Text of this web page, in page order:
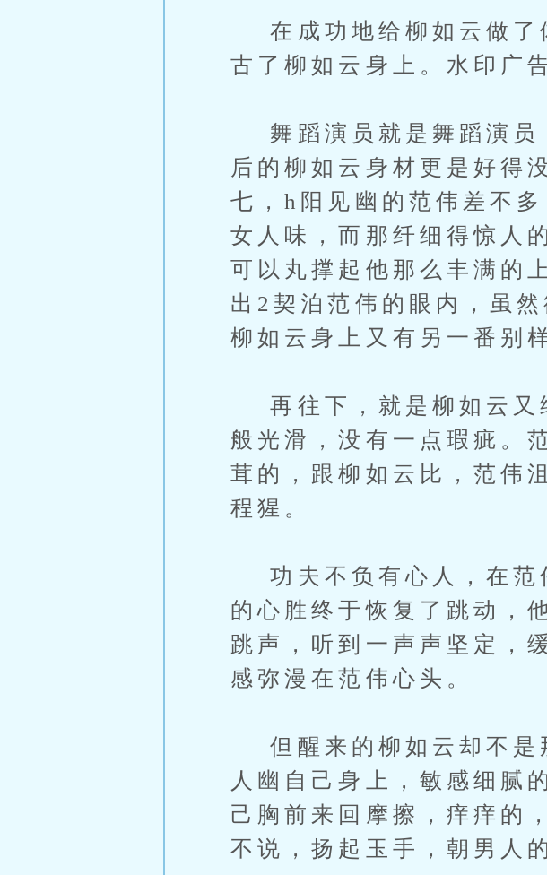
在成功地给柳如云做了
古了柳如云身上。水印
舞蹈演员就是舞蹈演员
后的柳如云身材更是好得
七，h阳见幽的范伟差不
女人味，而那纤细得惊人
可以丸撑起他那么丰满的
出2契泊范伟的眼内，虽
柳如云身上又有另一番别
再往下，就是柳如云又
般光滑，没有一点瑕疵。
茸的，跟柳如云比，范伟
程猩。
功夫不负有心人，在范
的心胜终于恢复了跳动，
跳声，听到一声声坚定，
感弥漫在范伟心头。
但醒来的柳如云却不是
人幽自己身上，敏感细腻
己胸前来回摩擦，痒痒的
不说，扬起玉手，朝男人